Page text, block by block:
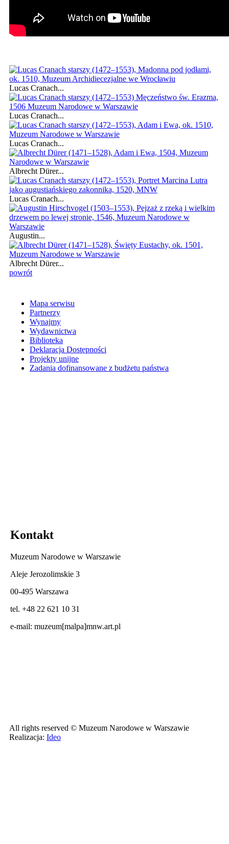
Lucas Cranach...
Lucas Cranach...
Lucas Cranach...
Albrecht Dürer...
Lucas Cranach...
Augustin...
Albrecht Dürer...
powrót
Mapa serwisu
Partnerzy
Wynajmy
Wydawnictwa
Biblioteka
Deklaracja Dostępności
Projekty unijne
Zadania dofinansowane z budżetu państwa
Kontakt
Muzeum Narodowe w Warszawie
Aleje Jerozolimskie 3
00-495 Warszawa
tel. +48 22 621 10 31
e-mail: muzeum[malpa]mnw.art.pl
All rights reserved © Muzeum Narodowe w Warszawie
Realizacja: Ideo